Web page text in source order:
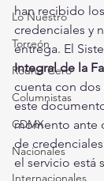
Lo Nuestro
Torreón
Round Cero
Columnistas
CDMX
Nacionales
Internacionales
han recibido
credenciales y
entrega. El
Integral de la
cuenta con
este
momento ante
de
el servicio está